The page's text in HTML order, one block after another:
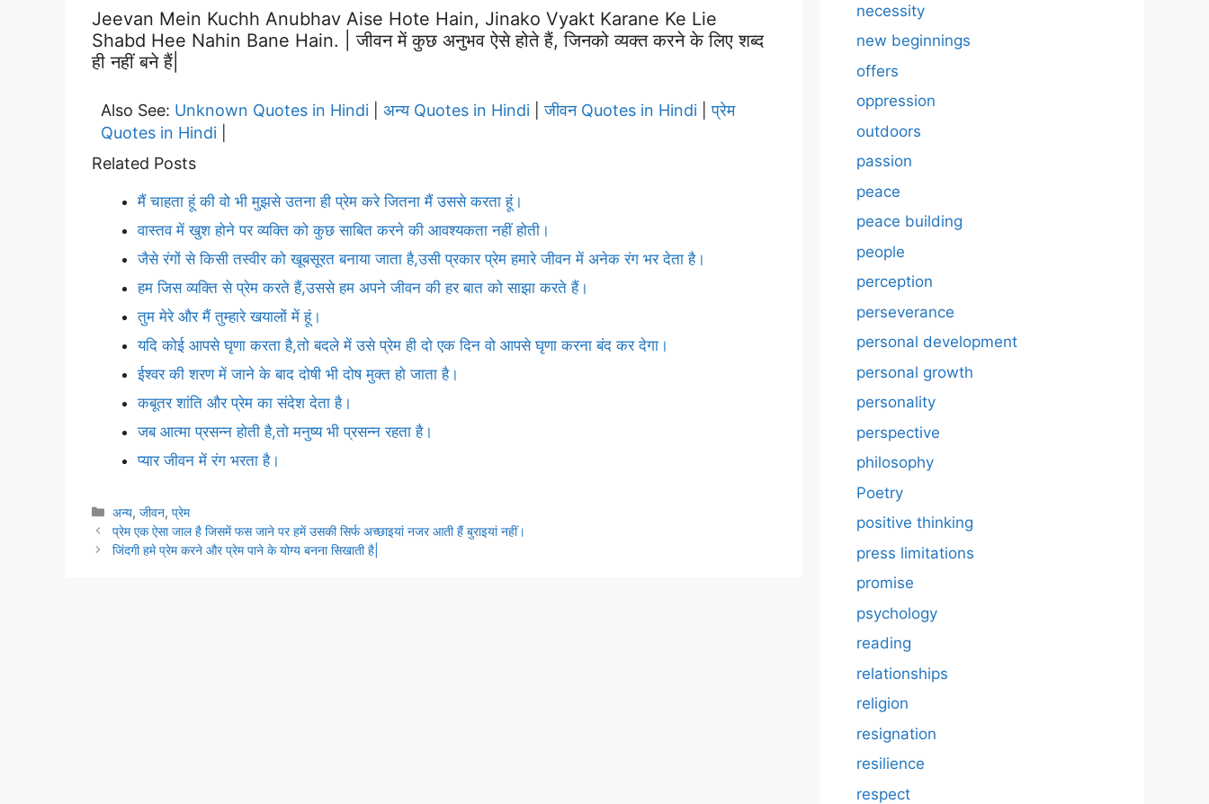
Jeevan Mein Kuchh Anubhav Aise Hote Hain, Jinako Vyakt Karane Ke Lie
Shabd Hee Nahin Bane Hain. | जीवन में कुछ अनुभव ऐसे होते हैं, जिनको व्यक्त करने के लिए शब्द
ही नहीं बने हैं|
Also See: Unknown Quotes in Hindi अन्य Quotes in Hindi |जीवन Quotes in Hindi |प्रेम
Quotes in Hindi
Related Posts
मैं चाहता हूं की वो भी मुझसे उतना ही प्रेम करे जितना मैं उससे करता हूं।
वास्तव में खुश होने पर व्यक्ति को कुछ साबित करने की आवश्यकता नहीं होती।
जैसे रंगों से किसी तस्वीर को खूबसूरत बनाया जाता है,उसी प्रकार प्रेम हमारे जीवन में अनेक रंग भर देता है।
हम जिस व्यक्ति से प्रेम करते हैं,उससे हम अपने जीवन की हर बात को साझा करते हैं।
तुम मेरे और मैं तुम्हारे खयालों में हूं।
यदि कोई आपसे घृणा करता है,तो बदले में उसे प्रेम ही दो एक दिन वो आपसे घृणा करना बंद कर देगा।
ईश्वर की शरण में जाने के बाद दोषी भी दोष मुक्त हो जाता है।
कबूतर शांति और प्रेम का संदेश देता है।
जब आत्मा प्रसन्न होती है,तो मनुष्य भी प्रसन्न रहता है।
प्यार जीवन में रंग भरता है।
Categories
अन्य,जीवन,प्रेम
प्रेम एक ऐसा जाल है जिसमें फस जाने पर हमें उसकी सिर्फ अच्छाइयां नजर आती हैं बुराइयां नहीं।
जिंदगी हमे प्रेम करने और प्रेम पाने के योग्य बनना सिखाती है|
necessity
new beginnings
offers
oppression
outdoors
passion
peace
peace building
people
perception
perseverance
personal development
personal growth
personality
perspective
philosophy
Poetry
positive thinking
press limitations
promise
psychology
reading
relationships
religion
resignation
resilience
respect